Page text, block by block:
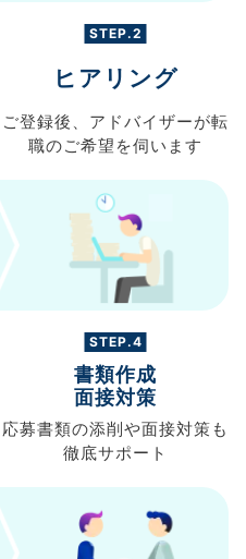
STEP.2
ヒアリング
ご登録後、 アドバイザーが転
職のご希望を伺います
STEP.4
書類作成
面接対策
応募書類の添削や面接対策も
徹底サポート